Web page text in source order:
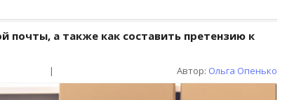
почты, а также как составить претензию к
| Автор: Ольга Опенько